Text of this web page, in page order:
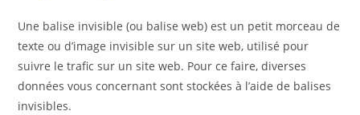
Une balise invisible (ou balise web) est un petit morceau de
texte ou d’image invisible sur un site web, utilisé pour
suivre le trafic sur un site web. Pour ce faire, diverses
données vous concernant sont stockées à l’aide de balises
invisibles.